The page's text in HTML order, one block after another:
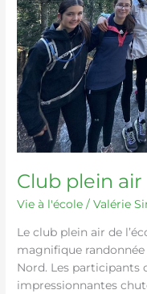
Club plein air
Vie à l'école /Valérie
Le club plein air de
magnifique randonnée
Nord. Les participants
impressionnantes